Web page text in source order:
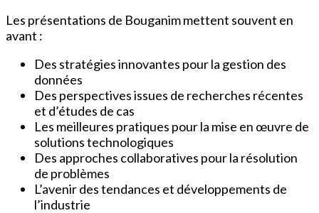
Les présentations de Bouganim mettent souvent en
avant :
Des stratégies innovantes pour la gestion des
données
Des perspectives issues de recherches récentes
et d’études de cas
Les meilleures pratiques pour la mise en œuvre de
solutions technologiques
Des approches collaboratives pour la résolution
de problèmes
L’avenir des tendances et développements de
l’industrie